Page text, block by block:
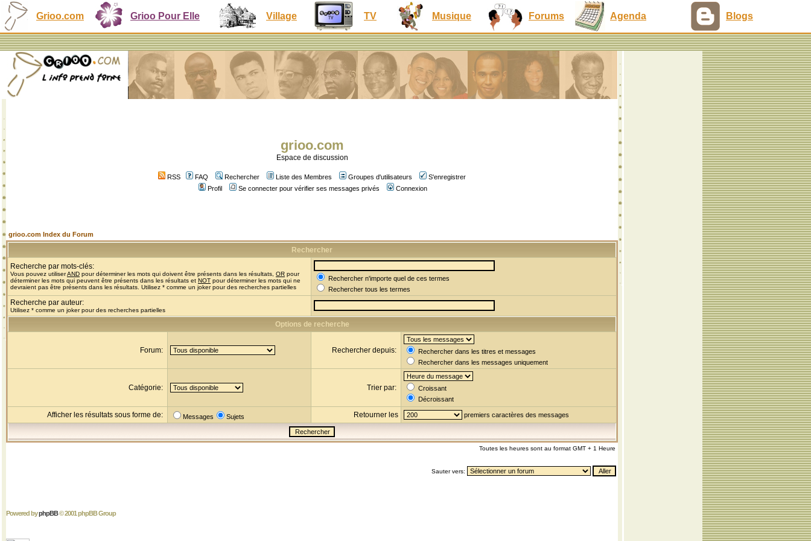
Grioo.com Grioo Pour Elle Village TV Musique Forums Agenda Blogs
grioo.com
Espace de discussion
RSS FAQ Rechercher Liste des Membres Groupes d'utilisateurs
S'enregistrer
Profil
Se connecter pour vérifier ses messages privés Connexion
grioo.com Index du Forum
Rechercher
Recherche par mots-clés:
Vous pouvez utiliserAND pour déterminer les mots qui doivent être présents dans les résultats, OR pour
déterminer les mots qui peuvent être présents dans les résultats et NOT pour déterminer les mots qui ne
devraient pas être présents dans les résultats. Utilisez * comme un joker pour des recherches partielles
Rechercher n'importe quel de ces termes
Rechercher tous les termes
Recherche par auteur:
Utilisez * comme un joker pour des recherches partielles
Options de recherche
Forum: Rechercher depuis:
Rechercher dans les titres et messages
Rechercher dans les messages uniquement
Catégorie: Trier par:
Croissant
Décroissant
Afficher les résultats sous forme de: Messages Sujets Retourner les premiers caractères des messages
Toutes les heures sont au format GMT + 1 Heure
Sauter vers:
Powered byphpBB© 2001 phpBB Group